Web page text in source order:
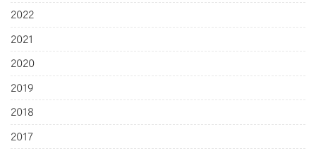
2022
2021
2020
2019
2018
2017